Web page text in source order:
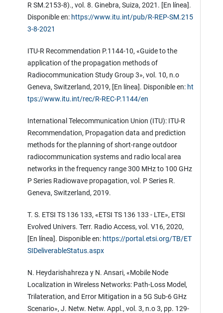
R SM.2153-8)., vol. 8. Ginebra, Suiza, 2021. [En línea].
Disponible en: https://www.itu.int/pub/R-REP-SM.215
3-8-2021
ITU-R Recommendation P.1144-10, «Guide to the
application of the propagation methods of
Radiocommunication Study Group 3», vol. 10, n.o
Geneva, Switzerland, 2019, [En línea]. Disponible en: ht
tps://www.itu.int/rec/R-REC-P.1144/en
International Telecommunication Union (ITU): ITU-R
Recommendation, Propagation data and prediction
methods for the planning of short-range outdoor
radiocommunication systems and radio local area
networks in the frequency range 300 MHz to 100 GHz
P Series Radiowave propagation, vol. P Series R.
Geneva, Switzerland, 2019.
T. S. ETSI TS 136 133, «ETSI TS 136 133 - LTE», ETSI
Evolved Univers. Terr. Radio Access, vol. V16, 2020,
[En línea]. Disponible en: https://portal.etsi.org/TB/ET
SIDeliverableStatus.aspx
N. Heydarishahreza y N. Ansari, «Mobile Node
Localization in Wireless Networks: Path-Loss Model,
Trilateration, and Error Mitigation in a 5G Sub-6 GHz
Scenario», J. Netw. Netw. Appl., vol. 3, n.o 3, pp. 129-